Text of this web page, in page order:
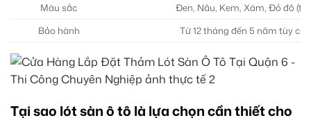
Màu sắc
Đen, Nâu, Kem, Xám, Đỏ đô
Bảo hành
Từ 12 tháng đến 5 năm tùy
Tại sao lót sàn ô tô là lựa chọn cần thiết cho